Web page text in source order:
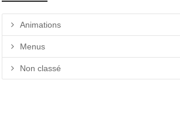
Animations
Menus
Non classé